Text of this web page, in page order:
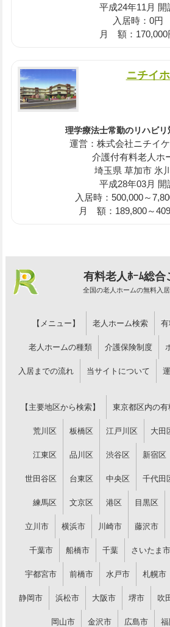
平成24年11月 開
入居時：0円
月 額：170,000
ニチイ
理学療法士常勤のリハビリ
運営：株式会社ニチイ
介護付有料老人ホ
埼玉県 草加市 氷
平成28年03月 開
入居時：500,000～
月 額：189,800～
有料老人ﾎｰﾑ総合
全国の老人ホームの無料入
【メニュー】 老人ホーム検索
老人ホームの種類 介護保険制度
入居までの流れ 当サイトについて
【主要地区から検索】 東京都区内の
荒川区 板橋区 江戸川区 大田
江東区 品川区 渋谷区 新宿区
世田谷区 台東区 中央区 千代田
練馬区 文京区 港区 目黒区
立川市 横浜市 川崎市 藤沢市
千葉市 船橋市 千葉 さいたま市
宇都宮市 前橋市 水戸市 札幌市
静岡市 浜松市 大阪市 堺市 吹
岡山市 金沢市 広島市